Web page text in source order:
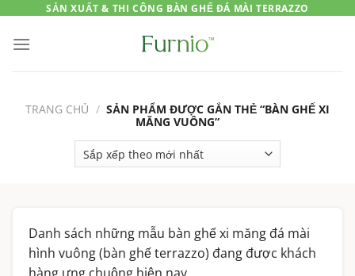
content
SẢN XUẤT & THI CÔNG BÀN GHẾ ĐÁ MÀI TERRAZZO
TRANG CHỦ / SẢN PHẨM ĐƯỢC GẮN THẺ “BÀN GHẾ XI
MĂNG VUÔNG”
Danh sách những mẫu bàn ghế xi măng đá mài
hình vuông (bàn ghế terrazzo) đang được khách